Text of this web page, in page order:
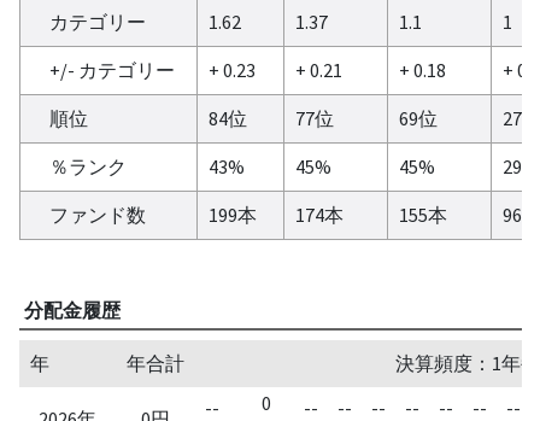
カテゴリー
1.62 1.37 1.1
1
+/- カテゴリー
+ 0.23 + 0.21 + 0.18
+
順位
84位 77位 69位
27位
％ランク
43% 45% 45%
29%
ファンド数
199本 174本 155本 96本
分配金履歴
年 年合計 決算頻度：1年
--
0
-- -- -- -- -- -- --